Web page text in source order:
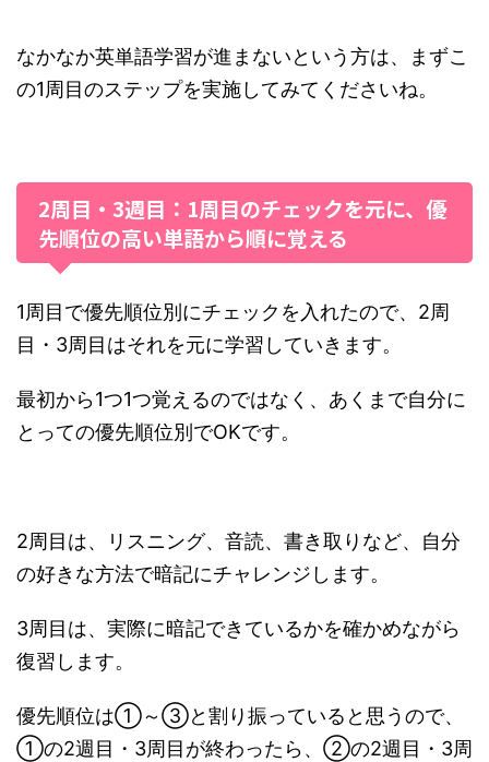
なかなか英単語学習が進まないという方は、まずこ
の1周目のステップを実施してみてくださいね。
2周目・3週目：1周目のチェックを元に、優
先順位の高い単語から順に覚える
1周目で優先順位別にチェックを入れたので、2周
目・3周目はそれを元に学習していきます。
最初から1つ1つ覚えるのではなく、あくまで自分に
とっての優先順位別でOKです。
2周目は、リスニング、音読、書き取りなど、自分
の好きな方法で暗記にチャレンジします。
3周目は、実際に暗記できているかを確かめながら
復習します。
優先順位は①～③と割り振っていると思うので、
①の2週目・3周目が終わったら、②の2週目・3周